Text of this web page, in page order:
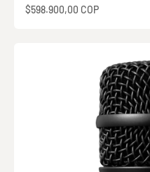
Precio de oferta
$598.900,00 COP